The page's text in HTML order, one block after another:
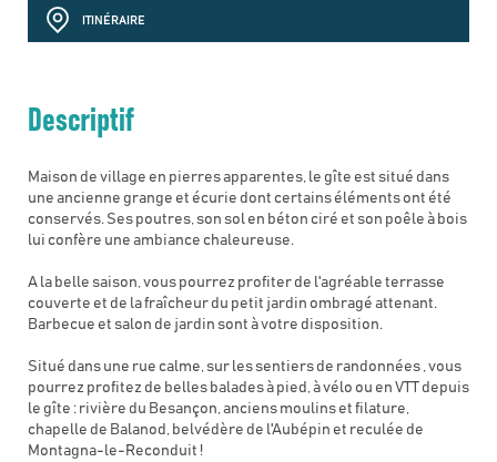
ITINÉRAIRE
Descriptif
Maison de village en pierres apparentes, le gîte est situé dans
une ancienne grange et écurie dont certains éléments ont été
conservés. Ses poutres, son sol en béton ciré et son poêle à bois
lui confère une ambiance chaleureuse.
A la belle saison, vous pourrez profiter de l'agréable terrasse
couverte et de la fraîcheur du petit jardin ombragé attenant.
Barbecue et salon de jardin sont à votre disposition.
Situé dans une rue calme, sur les sentiers de randonnées , vous
pourrez profitez de belles balades à pied, à vélo ou en VTT depuis
le gîte : rivière du Besançon, anciens moulins et filature,
chapelle de Balanod, belvédère de l'Aubépin et reculée de
Montagna-le-Reconduit !